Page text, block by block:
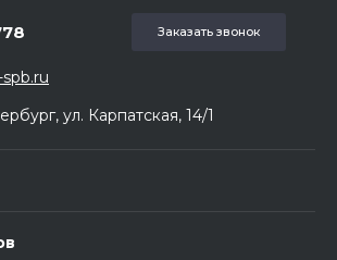
Заказать звонок
ул. Карпатская, 14/1